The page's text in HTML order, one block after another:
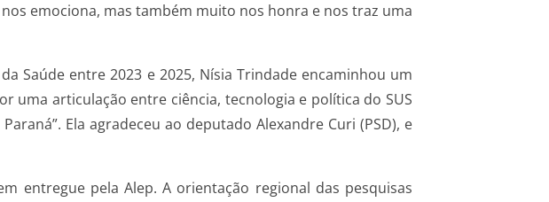
emociona, mas também muito nos honra e nos traz uma
Saúde entre 2023 e 2025, Nísia Trindade encaminhou um
uma articulação entre ciência, tecnologia e política do SUS
Ela agradeceu ao deputado Alexandre Curi (PSD), e
entregue pela Alep. A orientação regional das pesquisas